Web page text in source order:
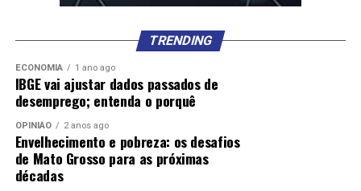
TRENDING
ECONOMIA 1 ano ago
IBGE vai ajustar dados passados de
desemprego; entenda o porquê
OPINIÃO 2 anos ago
Envelhecimento e pobreza: os desafios
de Mato Grosso para as próximas
décadas